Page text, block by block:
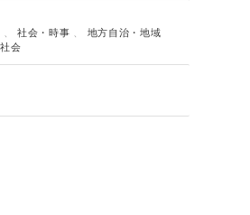
社会・時事
地方自治・地域
会